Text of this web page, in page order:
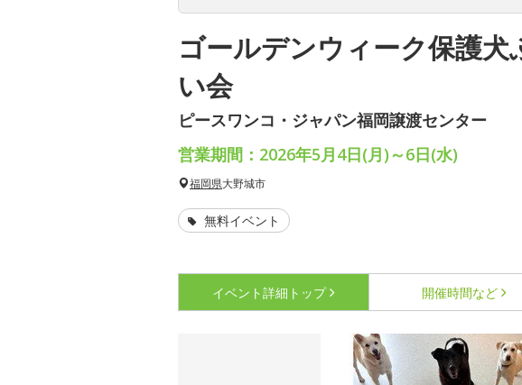
ゴールデンウィーク保護犬
い会
ピースワンコ・ジャパン福岡譲渡センター
営業期間：2026年5月4日(月)～6日(水)
福岡県大野城市
無料イベント
イベント詳細 トップ 開催時間など